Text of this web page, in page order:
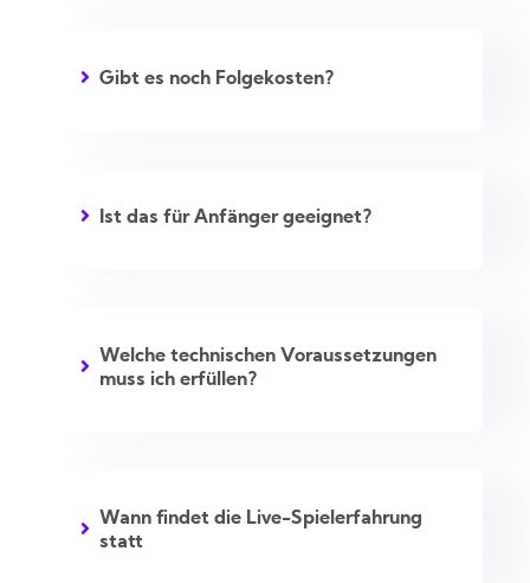
Gibt es noch Folgekosten?
Ist das für Anfänger geeignet?
Welche technischen Voraussetzungen
muss ich erfüllen?
Wann findet die Live-Spielerfahrung
statt